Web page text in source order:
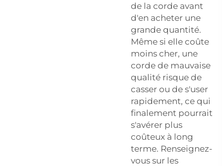
de la corde avant
d'en acheter une
grande quantité.
Même si elle coûte
moins cher, une
corde de mauvaise
qualité risque de
casser ou de s'user
rapidement, ce qui
finalement pourrait
s'avérer plus
coûteux à long
terme. Renseignez-
vous sur les